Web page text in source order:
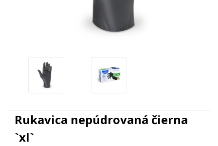
Rukavica nepúdrovaná čierna
`xl`